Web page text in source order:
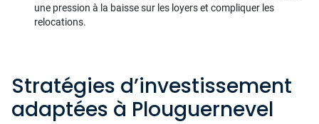
une pression à la baisse sur les loyers et compliquer les
relocations.
Stratégies d’investissement
adaptées à Plouguernevel